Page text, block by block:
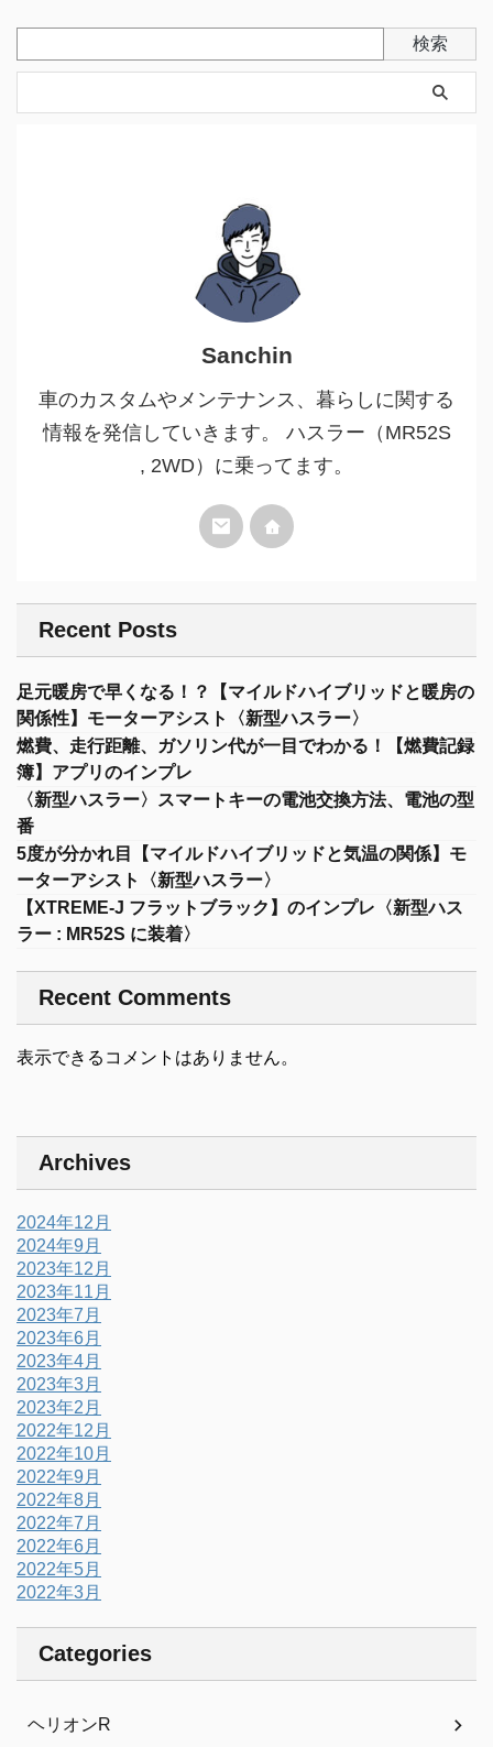
検索
Sanchin
車のカスタムやメンテナンス、暮らしに関する
情報を発信していきます。 ハスラー（MR52S
, 2WD）に乗ってます。
Recent Posts
足元暖房で早くなる！？【マイルドハイブリッドと暖房の
関係性】モーターアシスト〈新型ハスラー〉
燃費、走行距離、ガソリン代が一目でわかる！【燃費記録
簿】アプリのインプレ
〈新型ハスラー〉スマートキーの電池交換方法、電池の型
番
5度が分かれ目【マイルドハイブリッドと気温の関係】モ
ーターアシスト〈新型ハスラー〉
【XTREME-J フラットブラック】のインプレ〈新型ハス
ラー : MR52S に装着〉
Recent Comments
表示できるコメントはありません。
Archives
2024年12月
2024年9月
2023年12月
2023年11月
2023年7月
2023年6月
2023年4月
2023年3月
2023年2月
2022年12月
2022年10月
2022年9月
2022年8月
2022年7月
2022年6月
2022年5月
2022年3月
Categories
ヘリオンR